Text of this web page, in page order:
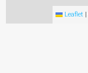
Leaflet |